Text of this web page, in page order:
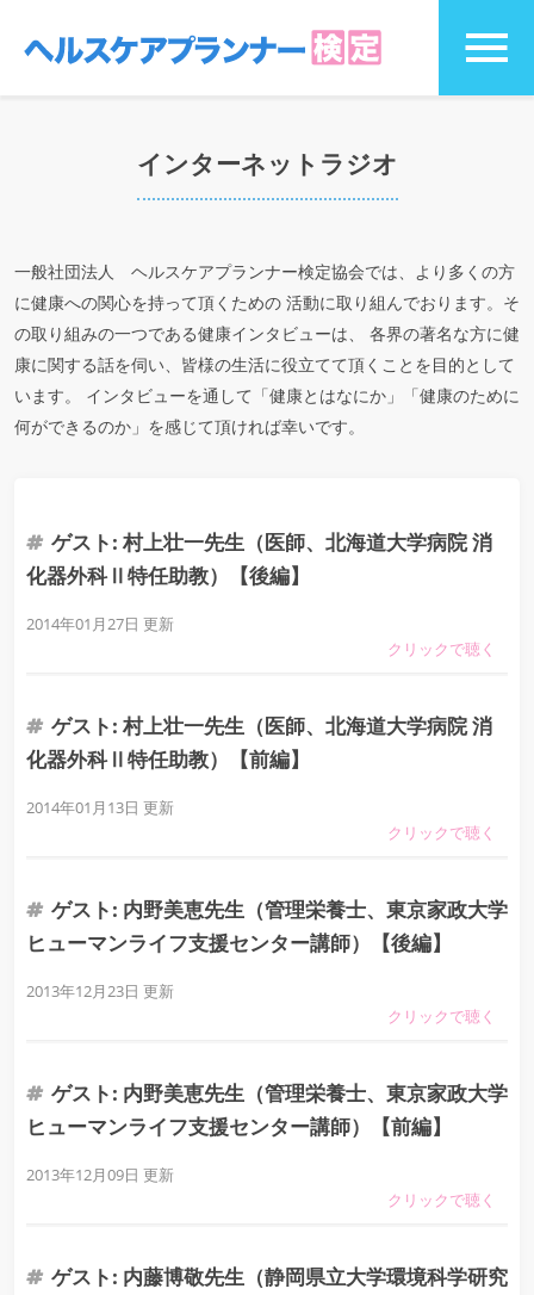
インターネットラジオ
一般社団法人 ヘルスケアプランナー検定協会では、より多くの方
に健康への関心を持って頂くための 活動に取り組んでおります。そ
の取り組みの一つである健康インタビューは、 各界の著名な方に健
康に関する話を伺い、皆様の生活に役立てて頂くことを目的として
います。 インタビューを通して「健康とはなにか」「健康のために
何ができるのか」を感じて頂ければ幸いです。
ゲスト: 村上壮一先生（医師、北海道大学病院 消
化器外科Ⅱ特任助教）【後編】
2014年01月27日 更新
ゲスト: 村上壮一先生（医師、北海道大学病院 消
化器外科Ⅱ特任助教）【前編】
2014年01月13日 更新
ゲスト: 内野美恵先生（管理栄養士、東京家政大学
ヒューマンライフ支援センター講師）【後編】
2013年12月23日 更新
ゲスト: 内野美恵先生（管理栄養士、東京家政大学
ヒューマンライフ支援センター講師）【前編】
2013年12月09日 更新
ゲスト: 内藤博敬先生（静岡県立大学環境科学研究